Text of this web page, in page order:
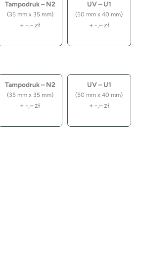
Tampodruk – N2
(35 mm x 35 mm)
+ -,–zł
UV – U1
(50 mm x 40 mm)
+ -,–zł
Tampodruk – N2
(35 mm x 35 mm)
+ -,–zł
UV – U1
(50 mm x 40 mm)
+ -,–zł